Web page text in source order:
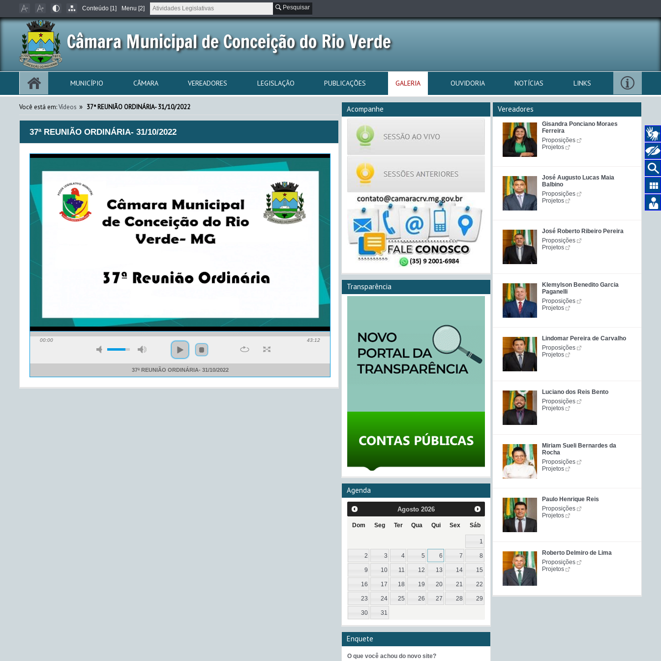
Conteúdo [1] Menu [2] Pesquisar
Câmara Municipal de Conceição do Rio Verde
MUNICÍPIO CÂMARA VEREADORES LEGISLAÇÃO PUBLICAÇÕES GALERIA OUVIDORIA NOTÍCIAS LINKS
Você está em:Vídeos » 37ª REUNIÃO ORDINÁRIA- 31/10/2022
37ª REUNIÃO ORDINÁRIA- 31/10/2022
00:00 43:12
37ª REUNIÃO ORDINÁRIA- 31/10/2022
Vereadores
Gisandra Ponciano Moraes
Ferreira
Proposições
Projetos
José Augusto Lucas Maia
Balbino
Proposições
Projetos
José Roberto Ribeiro Pereira
Proposições
Projetos
Klemylson Benedito Garcia
Paganelli
Proposições
Projetos
Lindomar Pereira de Carvalho
Proposições
Projetos
Luciano dos Reis Bento
Proposições
Projetos
Miriam Sueli Bernardes da
Rocha
Proposições
Projetos
Paulo Henrique Reis
Proposições
Projetos
Roberto Delmiro de Lima
Proposições
Projetos
Acompanhe
Transparência
Agenda
Agosto 2026
Dom Seg Ter Qua Qui Sex Sáb
1
2 3 4 5 6 7 8
9 10 11 12 13 14 15
16 17 18 19 20 21 22
23 24 25 26 27 28 29
30 31
Enquete
O que você achou do novo site?